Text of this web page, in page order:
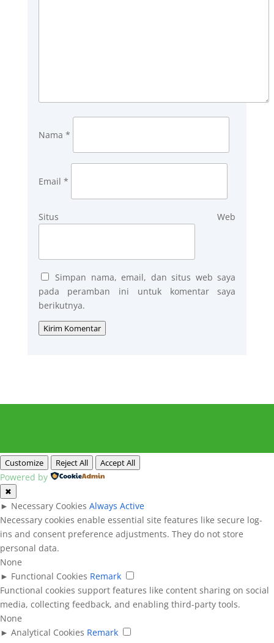
Nama *
Email *
Situs Web
Simpan nama, email, dan situs web saya
pada peramban ini untuk komentar saya
berikutnya.
Kirim Komentar
Customize Reject All Accept All
Powered by
✖
► Necessary Cookies Always Active
Necessary cookies enable essential site features like secure log-
ins and consent preference adjustments. They do not store
personal data.
None
► Functional Cookies Remark
Functional cookies support features like content sharing on social
media, collecting feedback, and enabling third-party tools.
None
► Analytical Cookies Remark